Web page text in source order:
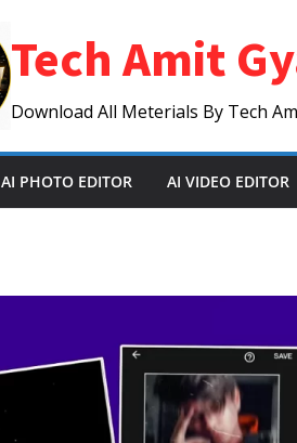
Tech Amit
Download All Meterials By Tech
AI PHOTO EDITOR AI VIDEO EDITOR